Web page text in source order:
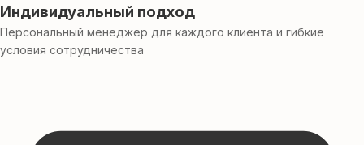
Индивидуальный подход
Персональный менеджер для каждого клиента и гибкие
условия сотрудничества